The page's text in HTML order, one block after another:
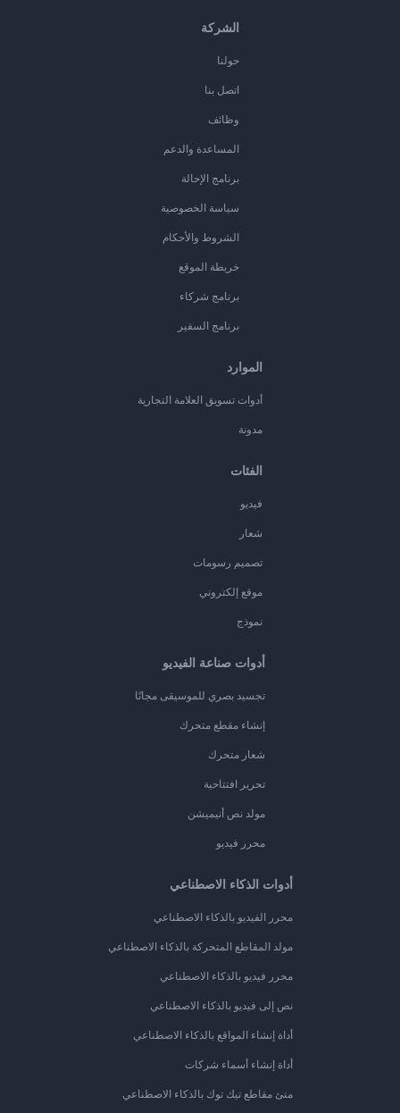
الشركة
حولنا
اتصل بنا
وظائف
المساعدة والدعم
برنامج الإحالة
سياسة الخصوصية
الشروط والأحكام
خريطة الموقع
برنامج شركاء
برنامج السفير
الموارد
أدوات تسويق العلامة التجارية
مدونة
الفئات
فيديو
شعار
تصميم رسومات
موقع إلكتروني
نموذج
أدوات صناعة الفيديو
تجسيد بصري للموسيقى مجانًا
إنشاء مقطع متحرك
شعار متحرك
تحرير افتتاحية
مولد نص أنيميشن
محرر فيديو
أدوات الذكاء الاصطناعي
محرر الفيديو بالذكاء الاصطناعي
مولد المقاطع المتحركة بالذكاء الاصطناعي
محرر فيديو بالذكاء الاصطناعي
نص إلى فيديو بالذكاء الاصطناعي
أداة إنشاء المواقع بالذكاء الاصطناعي
أداة إنشاء أسماء شركات
منئ مقاطع تيك توك بالذكاء الاصطناعي